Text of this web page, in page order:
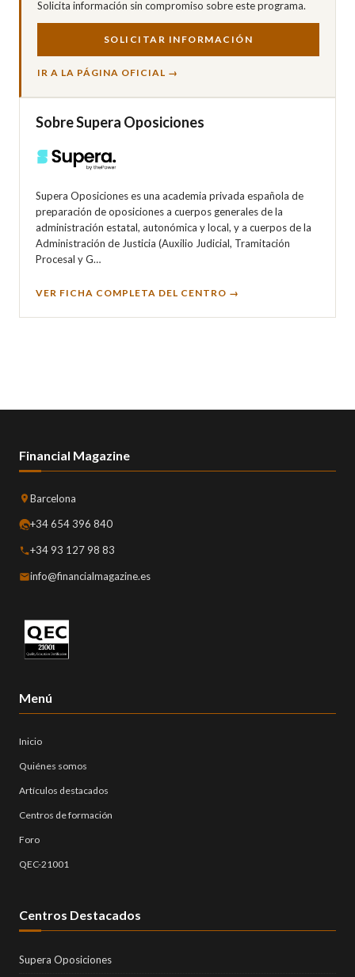
Solicita información sin compromiso sobre este programa.
SOLICITAR INFORMACIÓN
IR A LA PÁGINA OFICIAL →
Sobre Supera Oposiciones
Supera Oposiciones es una academia privada española de
preparación de oposiciones a cuerpos generales de la
administración estatal, autonómica y local, y a cuerpos de la
Administración de Justicia (Auxilio Judicial, Tramitación
Procesal y G…
VER FICHA COMPLETA DEL CENTRO →
Financial Magazine
Barcelona
+34 654 396 840
+34 93 127 98 83
info@financialmagazine.es
Menú
Inicio
Quiénes somos
Artículos destacados
Centros de formación
Foro
QEC-21001
Centros Destacados
Supera Oposiciones